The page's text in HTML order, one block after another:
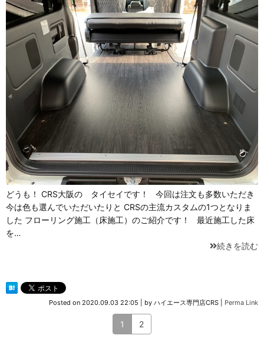
どうも！ CRS大阪の タイセイです！ 今回は注文も多数いただき
今は色も選んでいただいたりと CRSの主流カスタムの1つとなりま
した フローリング施工（床施工）のご紹介です！ 最近施工した床
を…
続きを読む
Posted on 2020.09.03 22:05 by ハイエース専門店CRS Perma Link
1 2